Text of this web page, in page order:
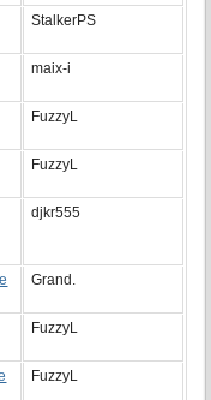
StalkerPS
maix-i
FuzzyL
FuzzyL
djkr555
Grand.
FuzzyL
FuzzyL